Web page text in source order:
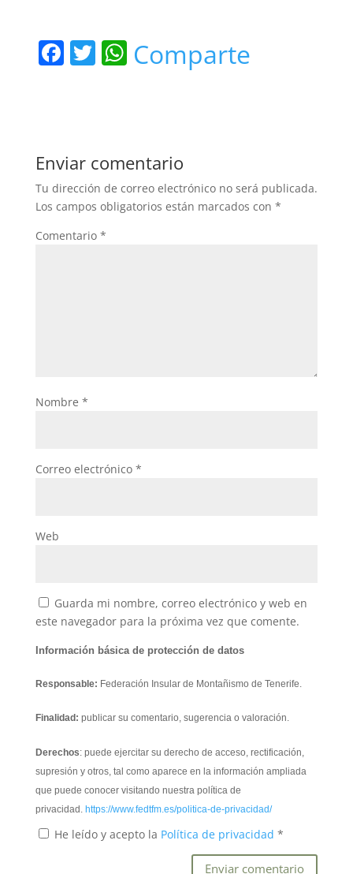
F
b
o
o
k
T W
A
p
p
Comparte
Enviar comentario
Tu dirección de correo electrónico no será publicada.
Los campos obligatorios están marcados con *
Comentario *
Nombre *
Correo electrónico *
Web
Guarda mi nombre, correo electrónico y web en
este navegador para la próxima vez que comente.
Información básica de protección de datos
Responsable: Federación Insular de Montañismo de Tenerife.
Finalidad: publicar su comentario, sugerencia o valoración.
Derechos: puede ejercitar su derecho de acceso, rectificación,
supresión y otros, tal como aparece en la información ampliada
que puede conocer visitando nuestra política de
privacidad. https://www.fedtfm.es/politica-de-privacidad/
He leído y acepto la Política de privacidad *